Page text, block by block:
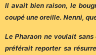
Il avait bien raison, le
coupé une oreille. Nenni,
Le Pharaon ne voulait
préférait reporter sa